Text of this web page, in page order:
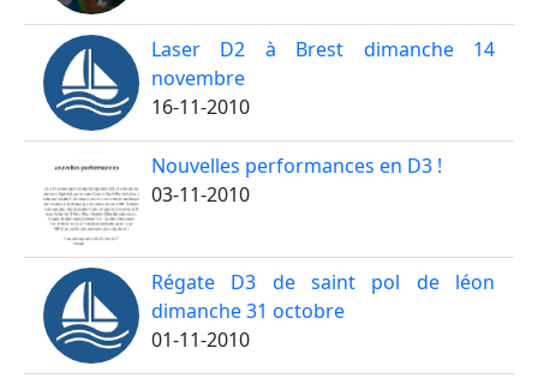
Laser D2 à Brest dimanche 14
novembre
16-11-2010
Nouvelles performances en D3 !
03-11-2010
Régate D3 de saint pol de léon
dimanche 31 octobre
01-11-2010